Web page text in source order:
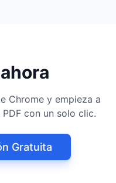
Chrome y empieza a
con un solo clic.
Gratuita